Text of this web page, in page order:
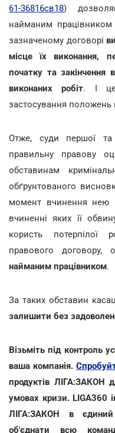
61-36816св18)
найманим
зазначеному договорі
місце їх виконання,
початку та закінчення
виконаних робіт. І це
застосування положень
Отже, суди першої та
правильну правову
обставинам
обґрунтованого
момент вчинення нею
вчиненні яких її
користь потерпілої
правового
найманим працівником.
За таких обставин
залишити без
Візьміть під контроль
ваша компанія.
продуктів ЛІГА:ЗАКОН
умовах кризи. LIGA360
ЛІГА:ЗАКОН в єдиний
об'єднати всю